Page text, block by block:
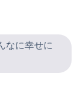
なに幸せに